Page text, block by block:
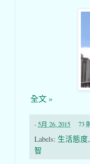
全文 »
-5月 26, 2015 73
Labels: 生活態度
智